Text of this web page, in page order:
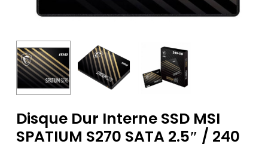
Disque Dur Interne SSD MSI
SPATIUM S270 SATA 2.5″ / 240